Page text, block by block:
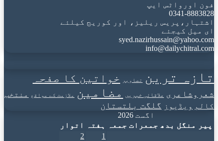
فون اورواٹس ایپ
0341-8883828
اشتہار،پریس ریلیز، اور کوریج کیلئے
ای میل کیجئے
syed.nazirhussain@yahoo.com
info@dailychitral.com
تازہ ترین تصاویر خواتین کا صفحہ
شعروشاعری علاقائی خبریں مضامین ملازمت کے مواقع
منتخب
کالم ویڈیوز گلگت بلتستان
اگست 2026
پیر
منگل بدھ جمعرات جمعہ ہفتہ
اتوار
1
2